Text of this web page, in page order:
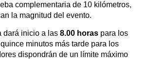
complementaria de 10 kilómetros,
la magnitud del evento.
dará inicio a las 8.00 horaspara los
minutos más tarde para los
dispondrán de un límite máximo